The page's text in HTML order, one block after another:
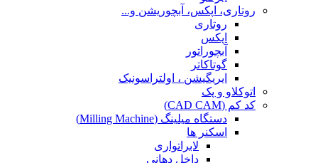
روتاری، اپکس، آبچوریشن و...
روتاری
اپکس
آبچوراتور
گوتاکاتر
ایریگیشن ، اولتراسونیک
اتوکلاو و پک
کد کم (CAD CAM)
دستگاه میلینگ (Milling Machine)
اسکنر ها
لابراتواری
داخل دهانی